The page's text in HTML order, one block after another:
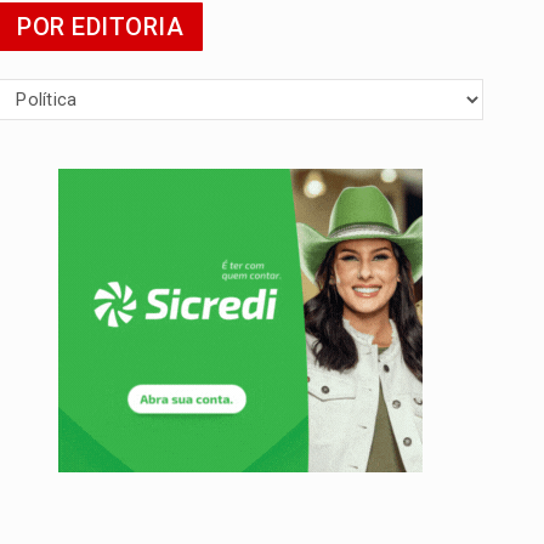
POR EDITORIA